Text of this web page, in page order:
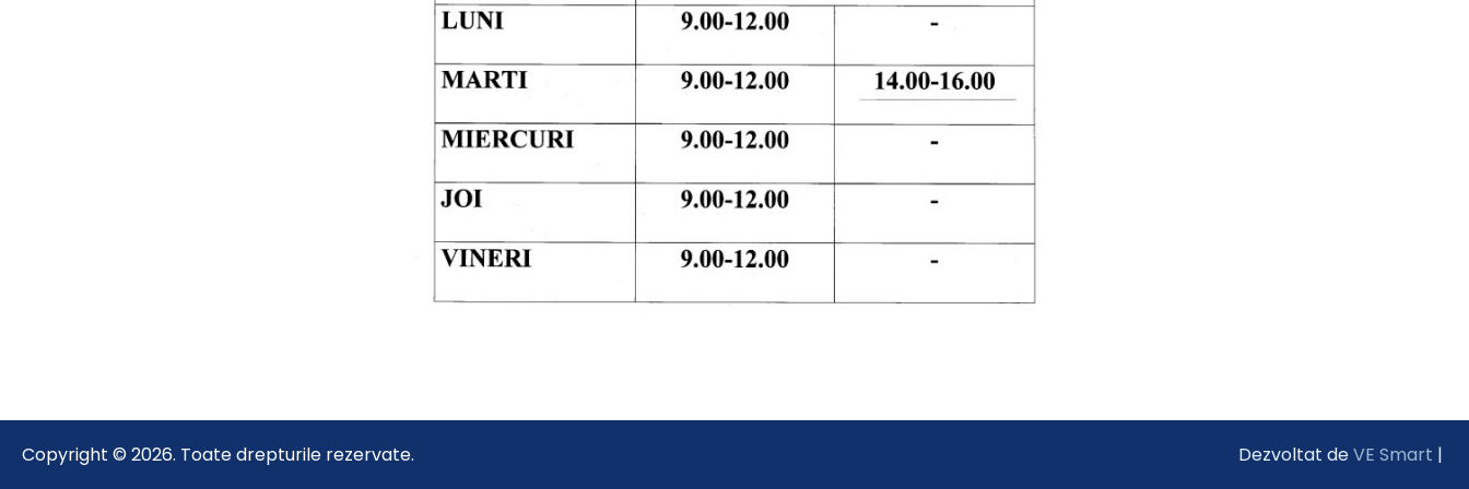
Copyright © 2026. Toate drepturile rezervate. Dezvoltat deVE Smart |